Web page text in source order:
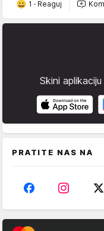
1 · Reaguj
Skini
PRATITE NAS NA